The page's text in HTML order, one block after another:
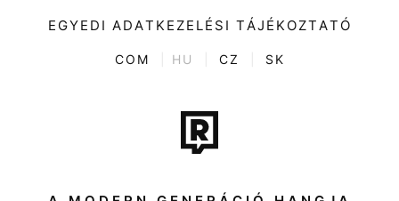
Kultúra
ENTR
Tech-Tudomány
Sport
Társadalom
EGYEDI ADATKEZELÉSI TÁJÉKOZTATÓ
COM HU CZ SK